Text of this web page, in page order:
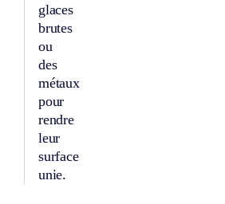
glaces
brutes
ou
des
métaux
pour
rendre
leur
surface
unie.